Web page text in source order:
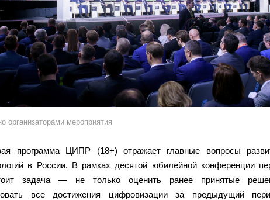
организаторами мероприятия
программа ЦИПР (18+) отражает главные вопросы
в России. В рамках десятой юбилейной конференции
задача — не только оценить ранее принятые
все достижения цифровизации за предыдущий